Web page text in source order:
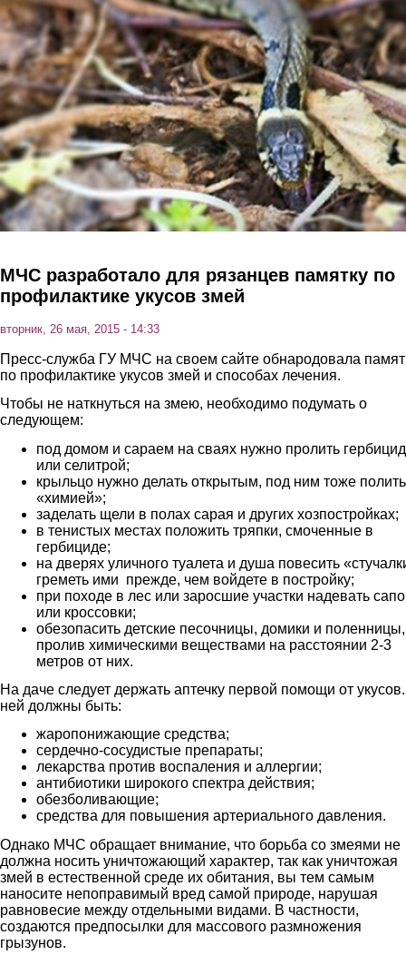
Перейти к основному содержанию
МЧС разработало для рязанцев памятку по
профилактике укусов змей
вторник, 26 мая, 2015 - 14:33
Пресс-служба ГУ МЧС на своем сайте обнародовала
по профилактике укусов змей и способах лечения.
Чтобы не наткнуться на змею, необходимо подумать о
следующем:
под домом и сараем на сваях нужно пролить
или селитрой;
крыльцо нужно делать открытым, под ним тоже полить
«химией»;
заделать щели в полах сарая и других хозпостройках;
в тенистых местах положить тряпки, смоченные в
гербициде;
на дверях уличного туалета и душа повесить
греметь ими прежде, чем войдете в постройку;
при походе в лес или заросшие участки надевать
или кроссовки;
обезопасить детские песочницы, домики и поленницы,
пролив химическими веществами на расстоянии 2-3
метров от них.
На даче следует держать аптечку первой помощи от
ней должны быть:
жаропонижающие средства;
сердечно-сосудистые препараты;
лекарства против воспаления и аллергии;
антибиотики широкого спектра действия;
обезболивающие;
средства для повышения артериального давления.
Однако МЧС обращает внимание, что борьба со змеями не
должна носить уничтожающий характер, так как уничтожая
змей в естественной среде их обитания, вы тем самым
наносите непоправимый вред самой природе, нарушая
равновесие между отдельными видами. В частности,
создаются предпосылки для массового размножения
грызунов.